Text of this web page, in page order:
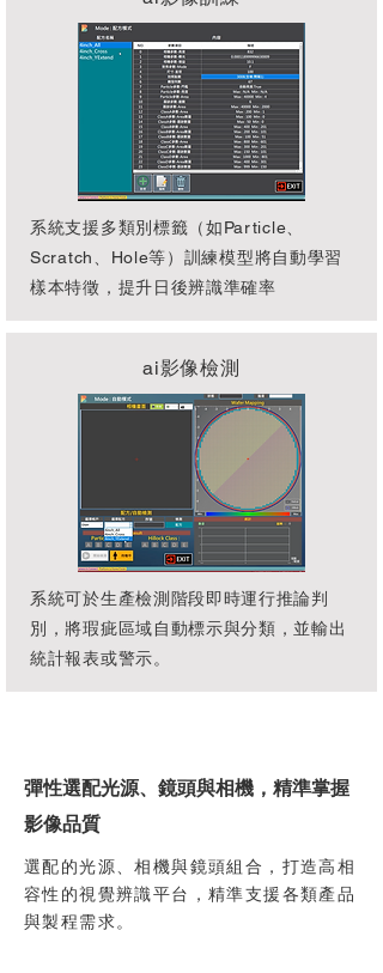
系統支援多類別標籤（如Particle、
Scratch、Hole等）訓練模型將自動學習
樣本特徵，提升日後辨識準確率
ai影像檢測
系統可於生產檢測階段即時運行推論判
別，將瑕疵區域自動標示與分類，並輸出
統計報表或警示。
彈性選配光源、鏡頭與相機，精準掌握
影像品質
選配的光源、相機與鏡頭組合，打造高相
容性的視覺辨識平台，精準支援各類產品
與製程需求。